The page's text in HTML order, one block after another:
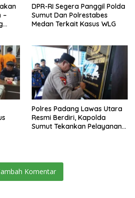
–
DPR-RI Segera Panggil Polda
Sumut Dan Polrestabes
Medan Terkait Kasus WLG
Polres Padang Lawas Utara
Resmi Berdiri, Kapolda
Sumut Tekankan Pelayanan
Komentar